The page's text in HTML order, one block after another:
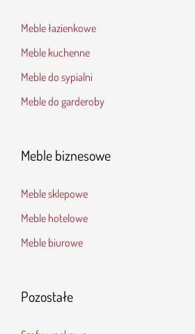
Meble łazienkowe
Meble kuchenne
Meble do sypialni
Meble do garderoby
Meble biznesowe
Meble sklepowe
Meble hotelowe
Meble biurowe
Pozostałe